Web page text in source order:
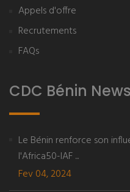
Appels d'offre
Recrutements
FAQs
CDC Bénin News
Le Bénin renforce son
l'Africa50-IAF ...
Fev 04, 2024